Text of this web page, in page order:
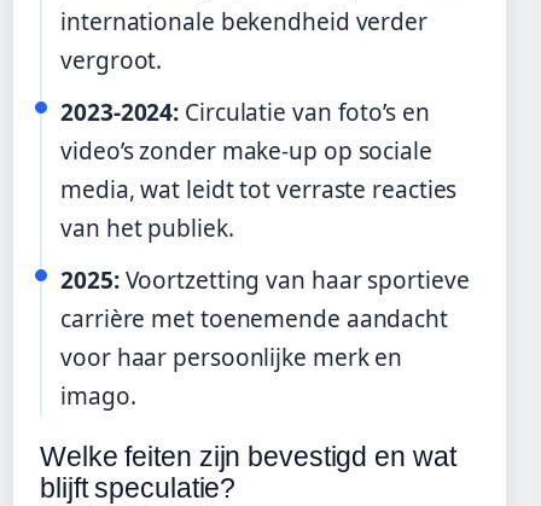
internationale bekendheid verder
vergroot.
2023-2024: Circulatie van foto’s en
video’s zonder make-up op sociale
media, wat leidt tot verraste reacties
van het publiek.
2025:Voortzetting van haar sportieve
carrière met toenemende aandacht
voor haar persoonlijke merk en
imago.
Welke feiten zijn bevestigd en wat
blijft speculatie?